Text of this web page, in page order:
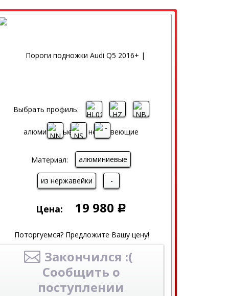
Выбрать профиль:
Материал: алюминиевые
из нержавейки -
Цена: 19 980 Р
Поторгуемся? Предложите Вашу цену!
Закончился :(
Сообщить о
поступлении